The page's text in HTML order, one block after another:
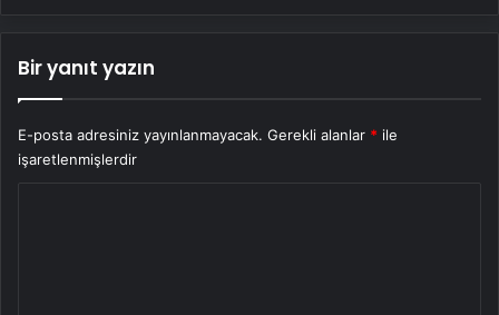
Bir yanıt yazın
E-posta adresiniz yayınlanmayacak. Gerekli alanlar * ile
işaretlenmişlerdir